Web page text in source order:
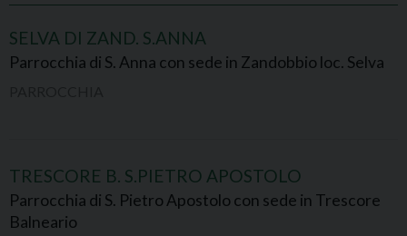
SELVA DI ZAND. S.ANNA
Parrocchia di S. Anna con sede in Zandobbio loc. Selva
TRESCORE B. S.PIETRO APOSTOLO
Parrocchia di S. Pietro Apostolo con sede in Trescore
Balneario